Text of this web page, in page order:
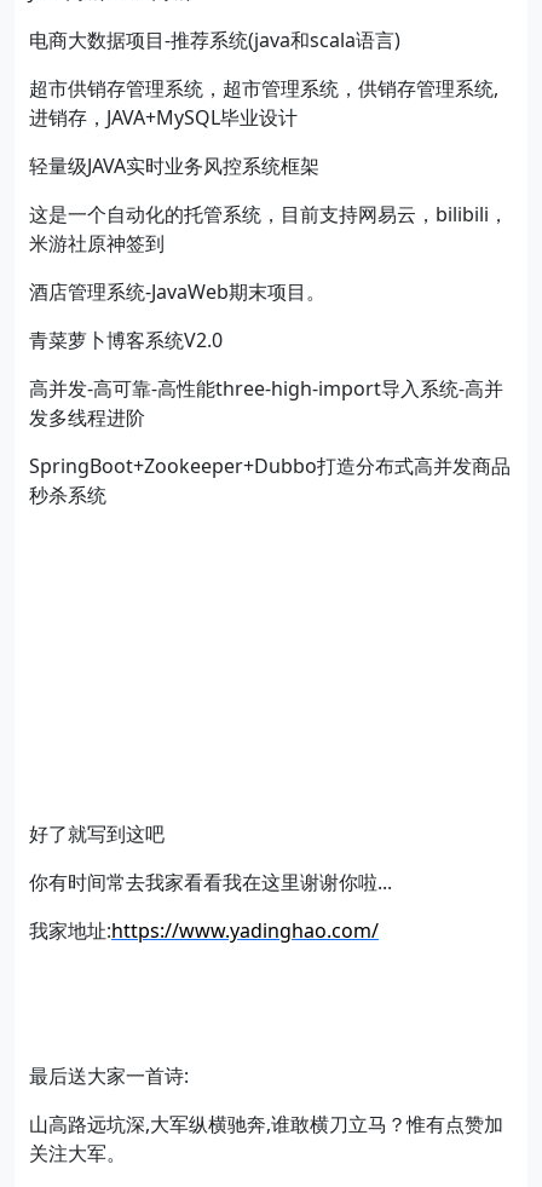
电商大数据项目-推荐系统(java和scala语言)
超市供销存管理系统，超市管理系统，供销存管理系统,
进销存，JAVA+MySQL毕业设计
轻量级JAVA实时业务风控系统框架
这是一个自动化的托管系统，目前支持网易云，bilibili，
米游社原神签到
酒店管理系统-JavaWeb期末项目。
青菜萝卜博客系统V2.0
高并发-高可靠-高性能three-high-import导入系统-高并
发多线程进阶
SpringBoot+Zookeeper+Dubbo打造分布式高并发商品
秒杀系统
好了就写到这吧
你有时间常去我家看看我在这里谢谢你啦...
我家地址:https://www.yadinghao.com/
最后送大家一首诗:
山高路远坑深,大军纵横驰奔,谁敢横刀立马？惟有点赞加
关注大军。